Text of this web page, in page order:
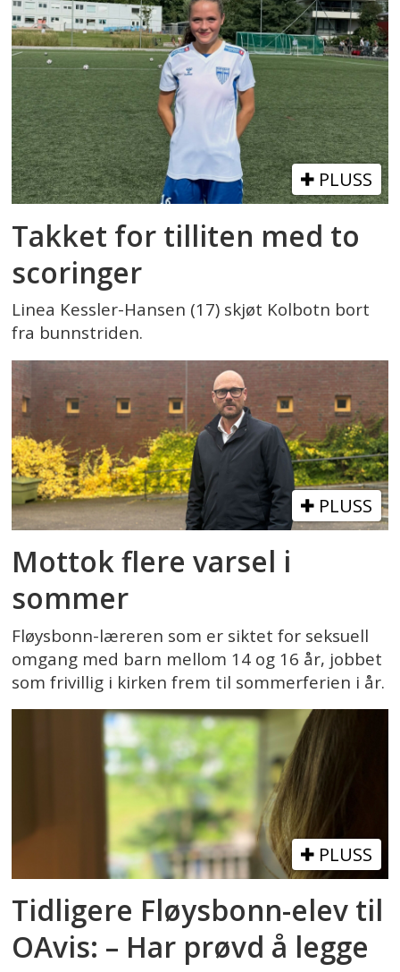
PLUSS
Takket for tilliten med to
scoringer
Linea Kessler-Hansen (17) skjøt Kolbotn bort
fra bunnstriden.
PLUSS
Mottok flere varsel i
sommer
Fløysbonn-læreren som er siktet for seksuell
omgang med barn mellom 14 og 16 år, jobbet
som frivillig i kirken frem til sommerferien i år.
PLUSS
Tidligere Fløysbonn-elev til
OAvis: – Har prøvd å legge